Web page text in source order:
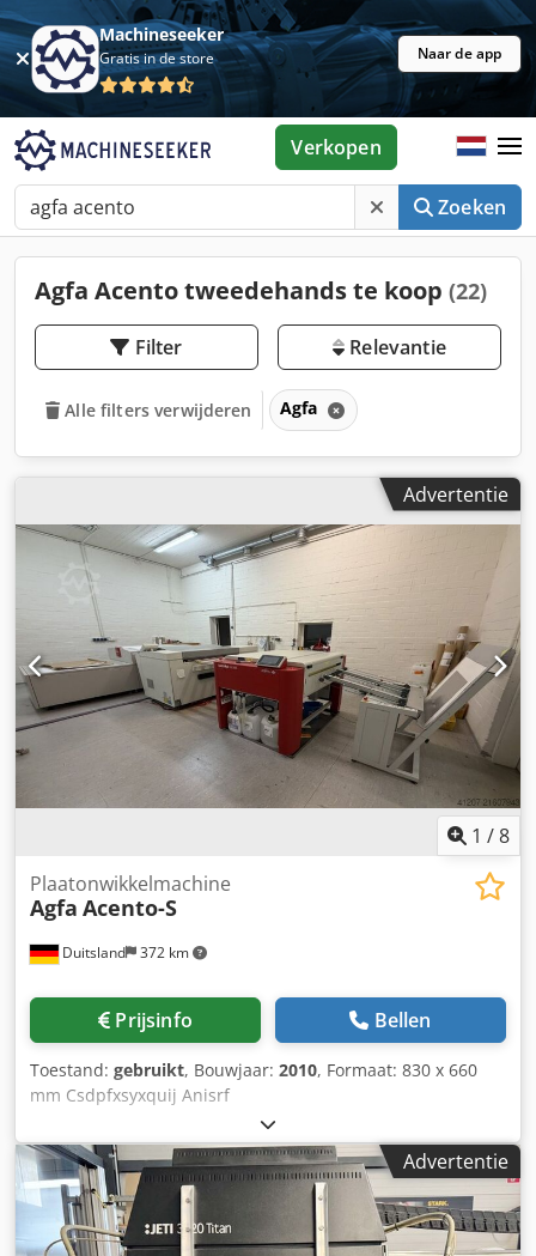
Machineseeker
Gratis in de store Naar de app
Zoeken
Verkopen
Agfa Acento tweedehands te koop (22)
Filter Relevantie
Alle filters verwijderen Agfa
Advertentie
1 /8
Duitsland 372 km
Plaatonwikkelmachine
Agfa Acento-S
Prijsinfo Bellen
Toestand: gebruikt, Bouwjaar: 2010, Formaat: 830 x 660
mm Csdpfxsyxquij Anisrf
Advertentie